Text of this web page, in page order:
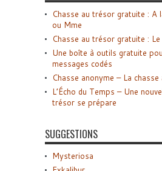
Chasse au trésor gratuite : A
ou Mme
Chasse au trésor gratuite :
Une boîte à outils gratuite
messages codés
Chasse anonyme – La
L’Écho du Temps – Une
trésor se prépare
SUGGESTIONS
Mysteriosa